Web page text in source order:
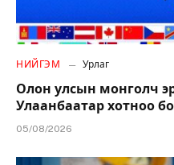
НИЙГЭМ Урлаг
Олон улсын монголч
Улаанбаатар хотноо
05/08/2026